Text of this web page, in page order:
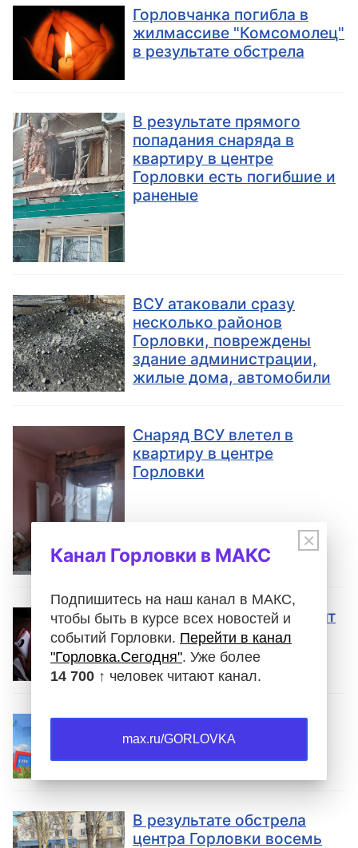
Горловчанка погибла в
жилмассиве "Комсомолец"
в результате обстрела
В результате прямого
попадания снаряда в
квартиру в центре
Горловки есть погибшие и
раненые
ВСУ атаковали сразу
несколько районов
Горловки, повреждены
здание администрации,
жилые дома, автомобили
Снаряд ВСУ влетел в
квартиру в центре
Горловки
Мошенники от ПСБ звонят
горловчанам
Руководство Горловки
выявило бесхозные
объекты недвижимости
В результате обстрела
центра Горловки восемь
×
Канал Горловки в МАКС
Подпишитесь на наш канал в МАКС,
чтобы быть в курсе всех новостей и
событий Горловки. Перейти в канал
"Горловка.Сегодня". Уже более
14 700 ↑ человек читают канал.
max.ru/GORLOVKA